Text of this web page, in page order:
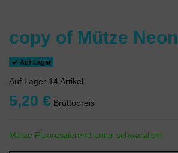
copy of Mütze Neon
Auf Lager
Auf Lager 14 Artikel
5,20 € Bruttopreis
Mütze Fluoreszierend unter schwarzlicht